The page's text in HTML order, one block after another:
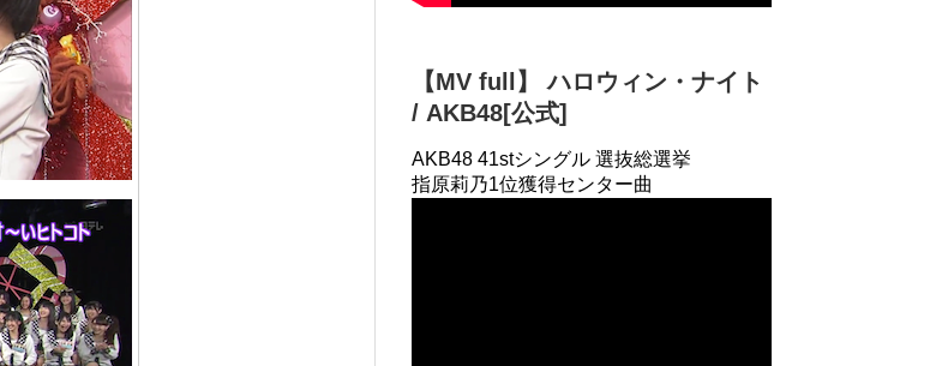
【MV full】 ハロウィン・ナイト
/ AKB48[公式]
AKB48 41stシングル 選抜総選挙
指原莉乃1位獲得センター曲